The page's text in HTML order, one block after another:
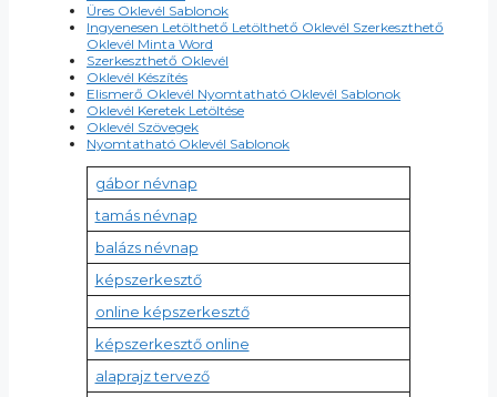
Üres Oklevél Sablonok
Ingyenesen Letölthető Letölthető Oklevél Szerkeszthető
Oklevél Minta Word
Szerkeszthető Oklevél
Oklevél Készítés
Elismerő Oklevél Nyomtatható Oklevél Sablonok
Oklevél Keretek Letöltése
Oklevél Szövegek
Nyomtatható Oklevél Sablonok
gábor névnap
tamás névnap
balázs névnap
képszerkesztő
online képszerkesztő
képszerkesztő online
alaprajz tervező